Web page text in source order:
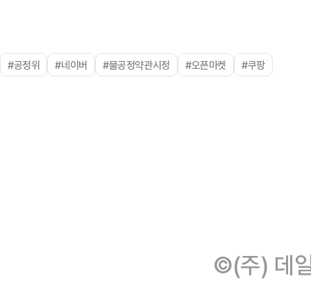
#공정위 #네이버 #불공정약관시정 #오픈마켓 #쿠팡
©(주) 데